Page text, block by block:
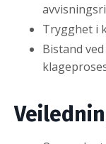
Trygghet i
Bistand